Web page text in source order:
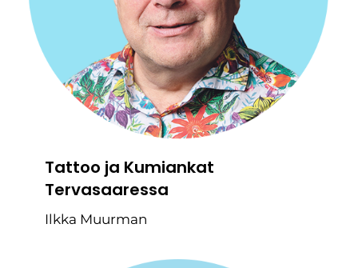
Tattoo ja Kumiankat
Tervasaaressa
Ilkka Muurman